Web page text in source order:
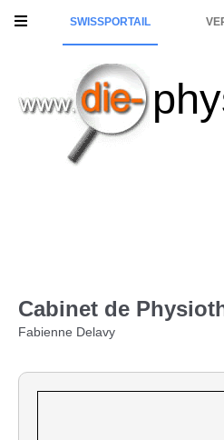
SWISSPORTAIL
Cabinet de
Fabienne Delavy